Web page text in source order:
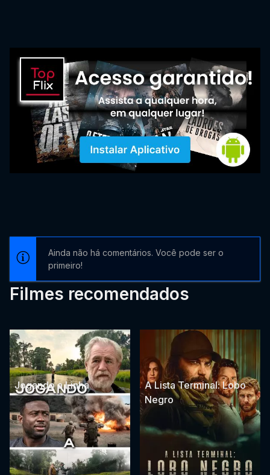
Ainda não há comentários. Você pode ser o
primeiro!
Filmes recomendados
Jogando a Linha
A Lista Terminal: Lobo
Negro